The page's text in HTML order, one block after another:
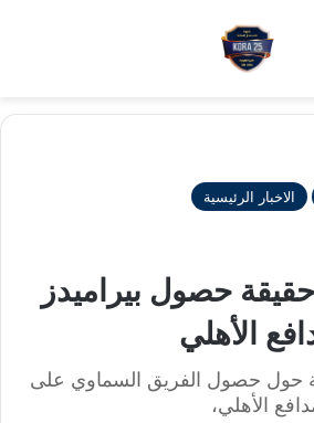
الاخبار الرئيسية
حصول بيراميدز
الأهلي
حول حصول الفريق السماوي على
الأهلي،